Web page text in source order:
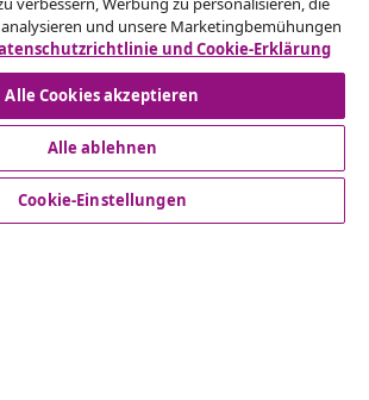
und unsere Marketingbemühungen
und Cookie-Erklärung
Alle Cookies akzeptieren
Alle ablehnen
Cookie-Einstellungen